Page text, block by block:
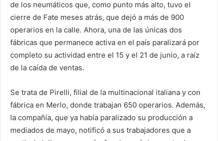
de los neumáticos que, como punto más alto, tuvo el
cierre de Fate meses atrás, que dejó a más de 900
operarios en la calle. Ahora, una de las únicas dos
fábricas que permanece activa en el país paralizará por
completo su actividad entre el 15 y el 21 de junio, a raíz
de la caída de ventas.
Se trata de Pirelli, filial de la multinacional italiana y con
fábrica en Merlo, donde trabajan 650 operarios. Además,
la compañía, que ya había paralizado su producción a
mediados de mayo, notificó a sus trabajadores que a